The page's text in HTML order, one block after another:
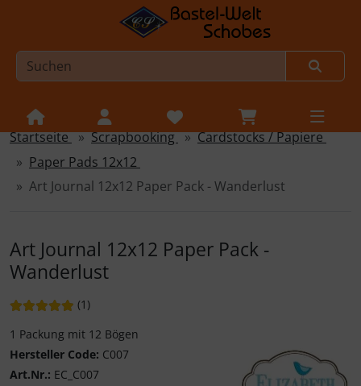
Sprungnavigation
Springe zur Navigation
Springe zum Inhalt
Springe zu den allgemeinen Informationen
Startseite Scrapbooking
Cardstocks / Papiere
Paper Pads 12x12
Art Journal 12x12 Paper Pack - Wanderlust
Art Journal 12x12 Paper Pack -
Wanderlust
Bewertung: 5 von 5 Sternen!
(1 Bewertungen
)
1 Packung mit 12 Bögen
Hersteller Code: C007
Art.Nr.: EC_C007